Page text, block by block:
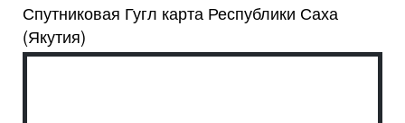
Спутниковая Гугл карта Республики Саха
(Якутия)